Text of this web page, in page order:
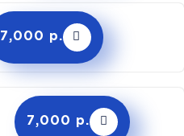
7,000 р.
7,000 р.